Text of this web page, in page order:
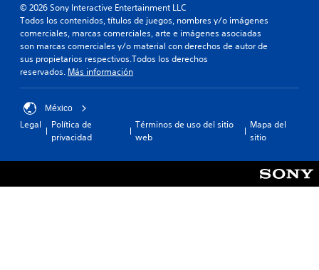
© 2026 Sony Interactive Entertainment LLC
Todos los contenidos, títulos de juegos, nombres y/o imágenes
comerciales, marcas comerciales, arte e imágenes asociadas
son marcas comerciales y/o material con derechos de autor de
sus propietarios respectivos.Todos los derechos
reservados. Más información
México
Legal
Política de
privacidad
Términos de uso del sitio
web
Mapa del
sitio